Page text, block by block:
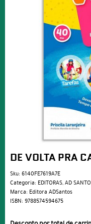
DE VOLTA PRA
Sku: 6140FE7619A7E
Categoria: EDITORAS,AD
Marca: Editora ADSantos
ISBN: 9788574594675